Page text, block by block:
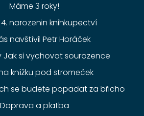
Máme 3 roky!
narozenin knihkupectví
navštívil Petr Horáček
Jak si vychovat sourozence
knížku pod stromeček
se budete popadat za břicho
Doprava a platba